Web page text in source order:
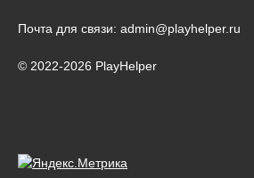
Почта для связи: admin@playhelper.ru
© 2022-2026 PlayHelper